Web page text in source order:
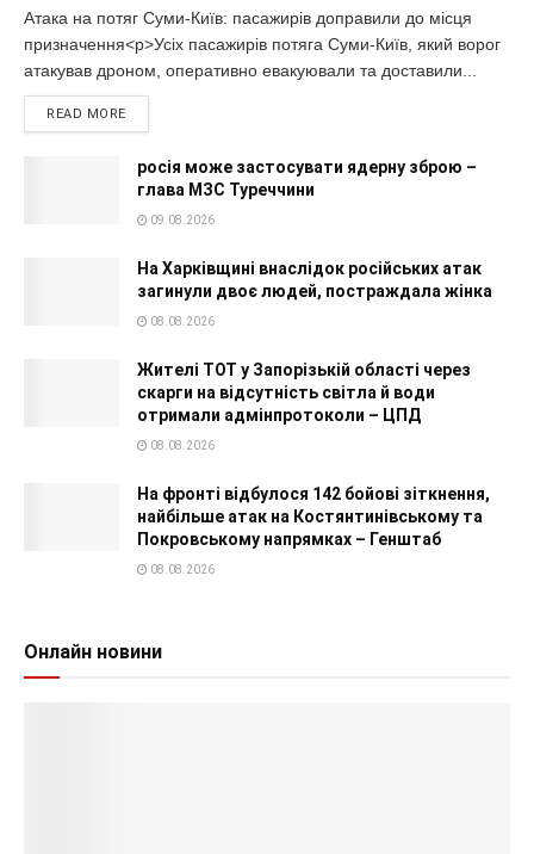
Атака на потяг Суми-Київ: пасажирів доправили до місця
призначення<p>Усіх пасажирів потяга Суми-Київ, який ворог
атакував дроном, оперативно евакуювали та доставили...
READ MORE
росія може застосувати ядерну зброю –
глава МЗС Туреччини
09.08.2026
На Харківщині внаслідок російських атак
загинули двоє людей, постраждала жінка
08.08.2026
Жителі ТОТ у Запорізькій області через
скарги на відсутність світла й води
отримали адмінпротоколи – ЦПД
08.08.2026
На фронті відбулося 142 бойові зіткнення,
найбільше атак на Костянтинівському та
Покровському напрямках – Генштаб
08.08.2026
Онлайн новини